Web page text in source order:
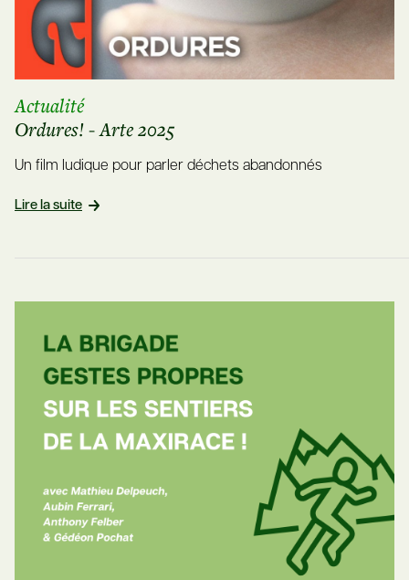
Actualité
Ordures! - Arte 2025
Un film ludique pour parler déchets abandonnés
Lire la suite